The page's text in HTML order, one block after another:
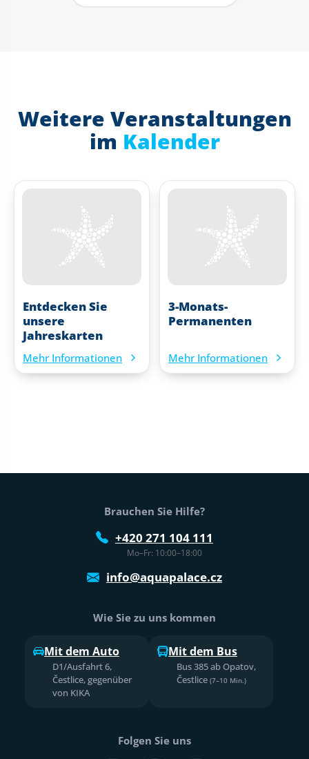
Weitere Veranstaltungen
im Kalender
Entdecken Sie
unsere
Jahreskarten
Mehr Informationen
3-Monats-
Permanenten
Mehr Informationen
Fußtext der Website
Brauchen Sie Hilfe?
+420 271 104 111
Mo–Fr: 10:00–18:00
info@aquapalace.cz
Wie Sie zu uns kommen
Mit dem Auto
D1/Ausfahrt 6,
Čestlice, gegenüber
von KIKA
Mit dem Bus
Bus 385 ab Opatov,
Čestlice (7–10 Min.)
Folgen Sie uns